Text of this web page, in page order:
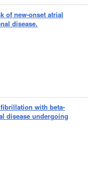
of new-onset atrial
disease.
with beta-
disease undergoing